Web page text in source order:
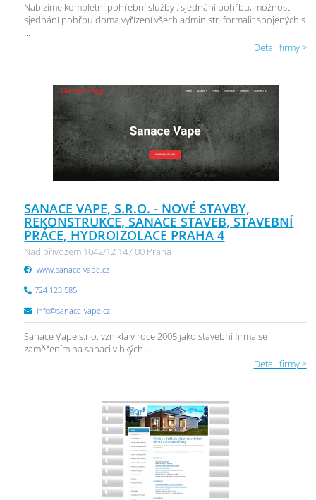
Nabízíme kompletní pohřební služby : sjednání pohřbu, možnost
sjednání pohřbu doma vyřízení všech administr. formalit spojených s
...
Detail firmy >
SANACE VAPE, S.R.O. - NOVÉ STAVBY,
REKONSTRUKCE, SANACE STAVEB, STAVEBNÍ
PRÁCE, HYDROIZOLACE PRAHA 4
Nad přívozem 1042/12 147 00 Praha
www.sanace-vape.cz
724 123 585
info@sanace-vape.cz
Sanace Vape s.r.o. vznikla v roce 2005 jako stavební firma se
zaměřením na sanaci vlhkých ...
Detail firmy >